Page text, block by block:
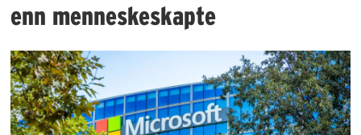
enn menneskeskapte